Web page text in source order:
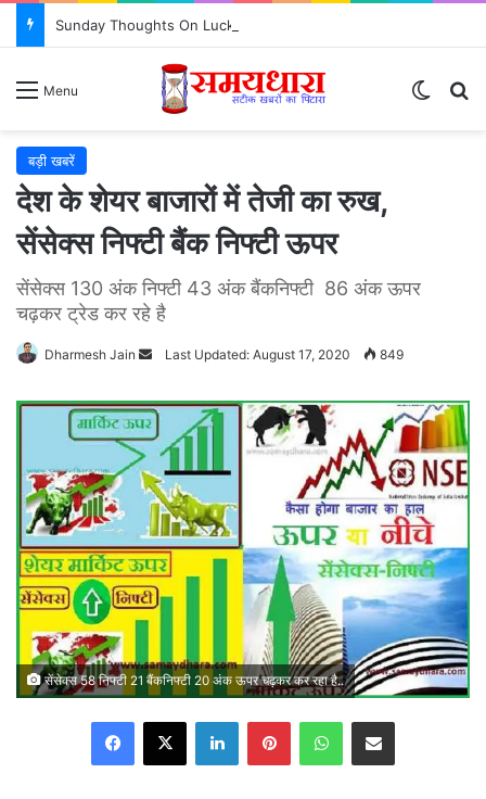
Menu
बड़ी खबरें
देश के शेयर बाजारों में तेजी का रुख,
सेंसेक्स निफ्टी बैंक निफ्टी ऊपर
सेंसेक्स 130 अंक निफ्टी 43 अंक बैंकनिफ्टी 86 अंक ऊपर
चढ़कर ट्रेड कर रहे है
Dharmesh Jain
Send
email
Last Updated: August 17, 2020 849
सेंसेक्स 58 निफ्टी 21 बैंकनिफ्टी 20 अंक ऊपर चढ़कर कर रहा है..